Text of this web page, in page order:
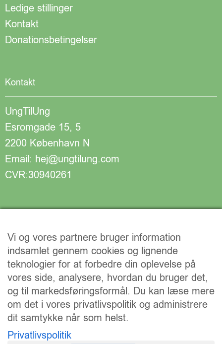
Ledige stillinger
Kontakt
Donationsbetingelser
Kontakt
UngTilUng
Esromgade 15, 5
2200 København N
Email: hej@ungtilung.com
CVR:30940261
Vi understøtter FN’s verdensmål:
Vi og vores partnere bruger information
indsamlet gennem cookies og lignende
teknologier for at forbedre din oplevelse på
vores side, analysere, hvordan du bruger det,
og til markedsføringsformål. Du kan læse mere
om det i vores privatlivspolitik og administrere
dit samtykke når som helst.
Privatlivspolitik